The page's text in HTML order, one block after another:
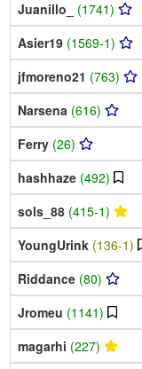
Juanillo_ (1741)
Asier19 (1569-1)
jfmoreno21 (763)
Narsena (616)
Ferry (26)
hashhaze (492)
sols_88 (415-1)
YoungUrink (136-1)
Riddance (80)
Jromeu (1141)
magarhi (227)